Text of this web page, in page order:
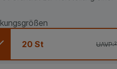
20 St UAVP:²